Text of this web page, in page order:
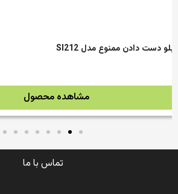
تاپر کیک و گل Happy Valentine Day مدل CT020
مشاهده محصول
تماس با ما